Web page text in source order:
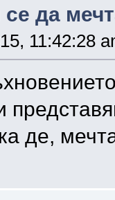
да
11:42:28
де,